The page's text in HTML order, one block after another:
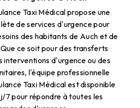
Taxi Médical propose une
de services d'urgence pour
des habitants de Auch et de
ce soit pour des transferts
interventions d'urgence ou des
l'équipe professionnelle
Taxi Médical est disponible
7 pour répondre à toutes les